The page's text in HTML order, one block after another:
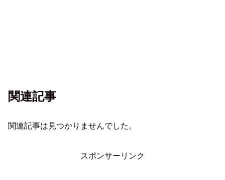
関連記事
関連記事は見つかりませんでした。
スポンサーリンク